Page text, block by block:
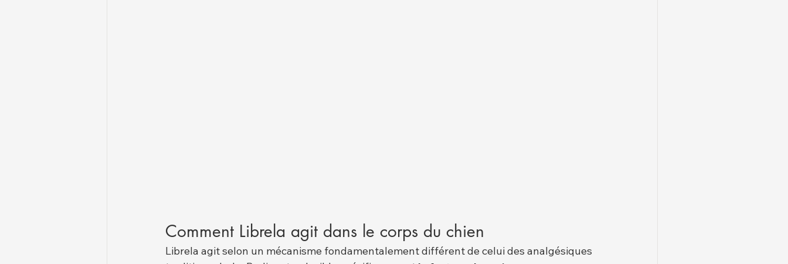
Comment Librela agit dans le corps du chien
Librela agit selon un mécanisme fondamentalement différent de celui des analgésiques